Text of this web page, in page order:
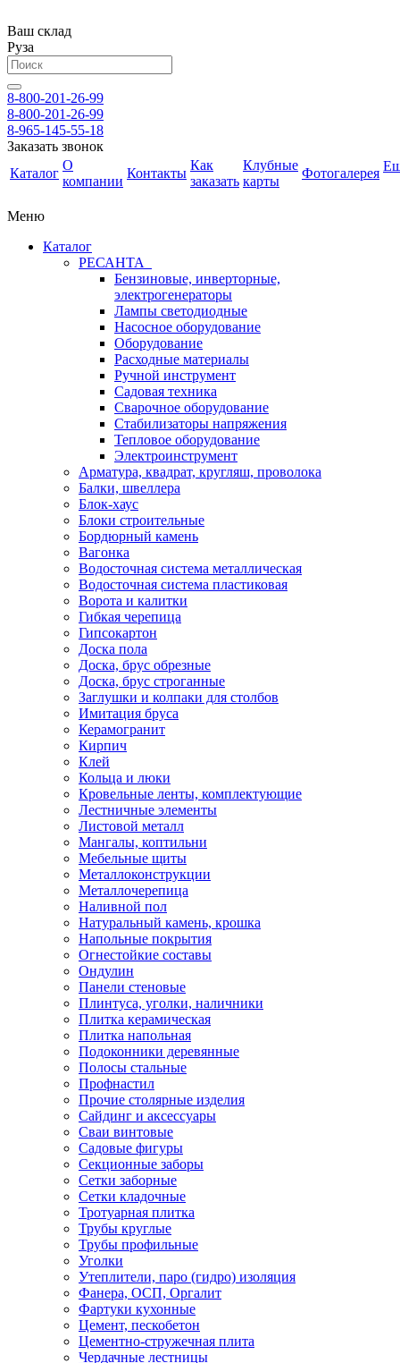
Ваш склад
Руза
8-800-201-26-99
8-800-201-26-99
8-965-145-55-18
Заказать звонок
Каталог
О
компании
Контакты
Как
заказать
Клубные
карты
Фотогалерея
Меню
Каталог
РЕСАНТА
Бензиновые, инверторные,
электрогенераторы
Лампы светодиодные
Насосное оборудование
Оборудование
Расходные материалы
Ручной инструмент
Садовая техника
Сварочное оборудование
Стабилизаторы напряжения
Тепловое оборудование
Электроинструмент
Арматура, квадрат, кругляш, проволока
Балки, швеллера
Блок-хаус
Блоки строительные
Бордюрный камень
Вагонка
Водосточная система металлическая
Водосточная система пластиковая
Ворота и калитки
Гибкая черепица
Гипсокартон
Доска пола
Доска, брус обрезные
Доска, брус строганные
Заглушки и колпаки для столбов
Имитация бруса
Керамогранит
Кирпич
Клей
Кольца и люки
Кровельные ленты, комплектующие
Лестничные элементы
Листовой металл
Мангалы, коптильни
Мебельные щиты
Металлоконструкции
Металлочерепица
Наливной пол
Натуральный камень, крошка
Напольные покрытия
Огнестойкие составы
Ондулин
Панели стеновые
Плинтуса, уголки, наличники
Плитка керамическая
Плитка напольная
Подоконники деревянные
Полосы стальные
Профнастил
Прочие столярные изделия
Сайдинг и аксессуары
Сваи винтовые
Садовые фигуры
Секционные заборы
Сетки заборные
Сетки кладочные
Тротуарная плитка
Трубы круглые
Трубы профильные
Уголки
Утеплители, паро (гидро) изоляция
Фанера, ОСП, Оргалит
Фартуки кухонные
Цемент, пескобетон
Цементно-стружечная плита
Чердачные лестницы